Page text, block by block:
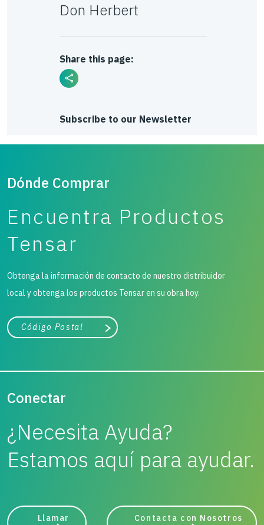
Don Herbert
Share this page:
Subscribe to our Newsletter
Dónde Comprar
Encuentra Productos
Tensar
Obtenga la información de contacto de nuestro distribuidor
local y obtenga los productos Tensar en su obra hoy.
Ciudad, estado o código postal
Buscar
Conectar
¿Necesita Ayuda?
Estamos aquí para ayudar.
Llamar Contacta con Nosotros